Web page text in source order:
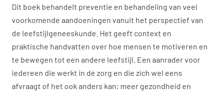
Dit boek behandelt preventie en behandeling van veel
voorkomende aandoeningen vanuit het perspectief van
de leefstijlgeneeskunde. Het geeft context en
praktische handvatten over hoe mensen te motiveren en
te bewegen tot een andere leefstijl. Een aanrader voor
iedereen die werkt in de zorg en die zich wel eens
afvraagt of het ook anders kan; meer gezondheid en